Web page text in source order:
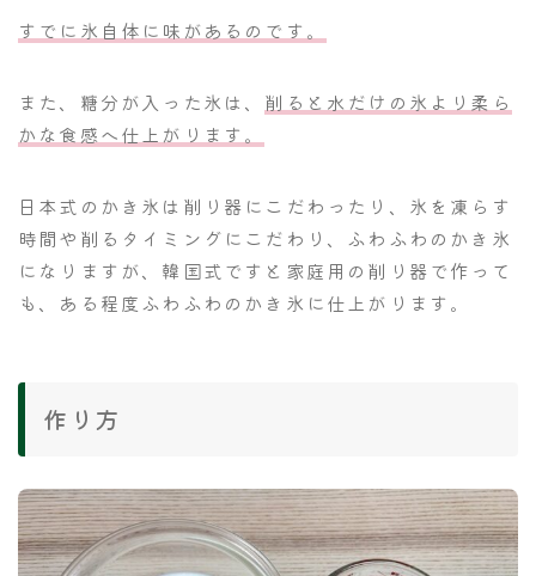
すでに氷自体に味があるのです。
また、糖分が入った氷は、 削ると水だけの氷より柔ら
かな食感へ仕上がります。
日本式のかき氷は削り器にこだわったり、氷を凍らす
時間や削るタイミングにこだわり、ふわふわのかき氷
になりますが、韓国式ですと家庭用の削り器で作って
も、ある程度ふわふわのかき氷に仕上がります。
作り方